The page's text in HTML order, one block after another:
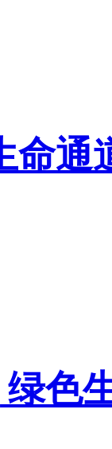
命通
色